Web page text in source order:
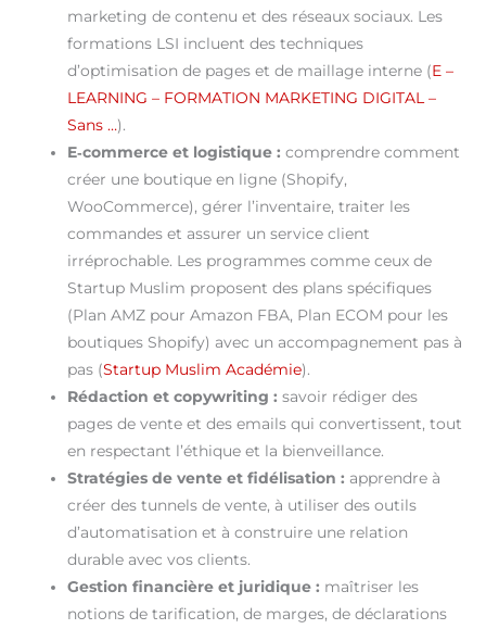
marketing de contenu et des réseaux sociaux. Les
formations LSI incluent des techniques
d’optimisation de pages et de maillage interne (E –
LEARNING – FORMATION MARKETING DIGITAL –
Sans …).
E‑commerce et logistique : comprendre comment
créer une boutique en ligne (Shopify,
WooCommerce), gérer l’inventaire, traiter les
commandes et assurer un service client
irréprochable. Les programmes comme ceux de
Startup Muslim proposent des plans spécifiques
(Plan AMZ pour Amazon FBA, Plan ECOM pour les
boutiques Shopify) avec un accompagnement pas à
pas (Startup Muslim Académie).
Rédaction et copywriting : savoir rédiger des
pages de vente et des emails qui convertissent, tout
en respectant l’éthique et la bienveillance.
Stratégies de vente et fidélisation : apprendre à
créer des tunnels de vente, à utiliser des outils
d’automatisation et à construire une relation
durable avec vos clients.
Gestion financière et juridique : maîtriser les
notions de tarification, de marges, de déclarations